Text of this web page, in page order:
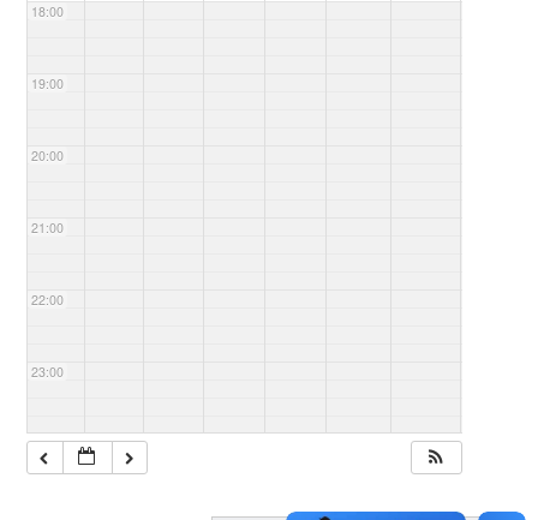
18:00
19:00
20:00
21:00
22:00
23:00